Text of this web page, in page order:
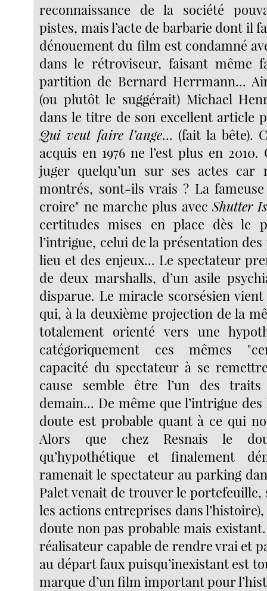
reconnaissance de la société
pistes, mais l’acte de barbarie dont il
dénouement du film est condamné
dans le rétroviseur, faisant même
partition de Bernard Herrmann...
(ou plutôt le suggérait) Michael
dans le titre de son excellent article
Qui veut faire l’ange... (fait la bête).
acquis en 1976 ne l’est plus en
juger quelqu’un sur ses actes car
montrés, sont-ils vrais ? La
croire" ne marche plus avec Shutter
certitudes mises en place dès le
l’intrigue, celui de la présentation des
lieu et des enjeux... Le spectateur
de deux marshalls, d’un asile
disparue. Le miracle scorsésien
qui, à la deuxième projection de la
totalement orienté vers une
catégoriquement ces mêmes
capacité du spectateur à se
cause semble être l’un des
demain... De même que l’intrigue
doute est probable quant à ce qui
Alors que chez Resnais le
qu’hypothétique et finalement
ramenait le spectateur au parking
Palet venait de trouver le portefeuille,
les actions entreprises dans
doute non pas probable mais
réalisateur capable de rendre vrai et
au départ faux puisqu’inexistant est
marque d’un film important pour